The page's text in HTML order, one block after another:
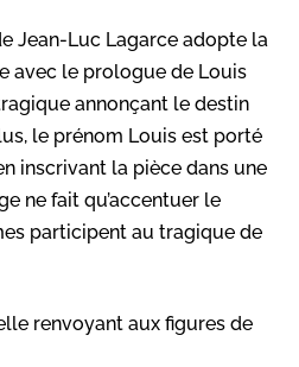
Jean-Luc Lagarce adopte la
avec le prologue de Louis
annonçant le destin
le prénom Louis est porté
inscrivant la pièce dans une
ne fait qu’accentuer le
participent au tragique de
renvoyant aux figures de